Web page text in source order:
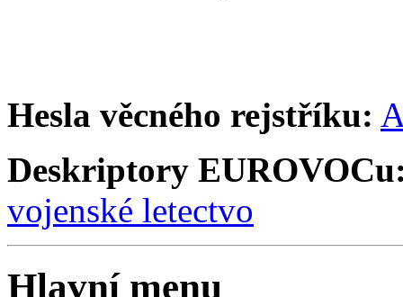
Hesla věcného rejstříku:
Deskriptory
vojenské letectvo
Hlavní menu